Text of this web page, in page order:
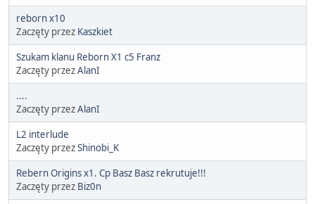
reborn x10
Zaczęty przez Kaszkiet
Szukam klanu Reborn X1 c5 Franz
Zaczęty przezAlanI
....
Zaczęty przezAlanI
L2 interlude
Zaczęty przezShinobi_K
Rebern Origins x1. Cp Basz Basz rekrutuje!!!
Zaczęty przez Biz0n